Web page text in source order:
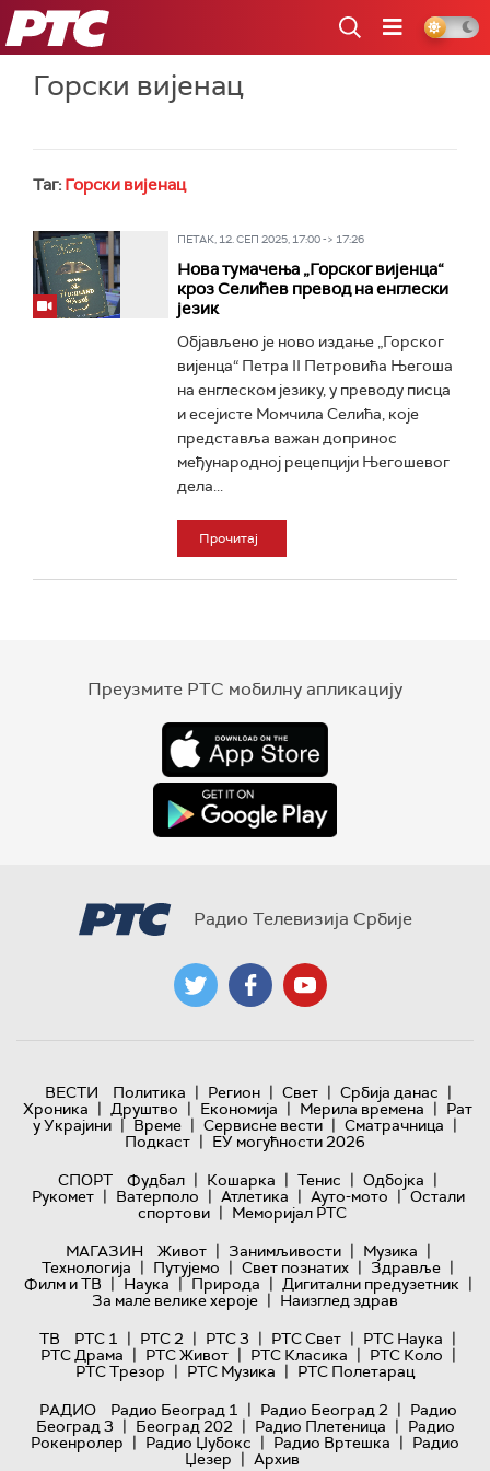
РТС
Горски вијенац
Таг: Горски вијенац
ПЕТАК, 12. СЕП 2025, 17:00 -> 17:26
Нова тумачења „Горског вијенца“
кроз Селићев превод на енглески
језик
Објављено је ново издање „Горског
вијенца“ Петра II Петровића Његоша
на енглеском језику, у преводу писца
и есејисте Момчила Селића, које
представља важан допринос
међународној рецепцији Његошевог
дела...
Прочитај
Преузмите РТС мобилну апликацију
Радио Телевизија Србије
ВЕСТИ Политика | Регион | Свет | Србија данас |
Хроника | Друштво | Економија | Мерила времена | Рат
у Украјини | Време | Сервисне вести | Сматрачница |
Подкаст | ЕУ могућности 2026
СПОРТ
Фудбал | Кошарка | Тенис | Одбојка |
Рукомет | Ватерполо | Атлетика | Ауто-мото | Остали
спортови | Меморијал РТС
МАГАЗИН
Живот | Занимљивости | Музика |
Технологијa | Путујемо | Свет познатих | Здравље |
Филм и ТВ | Наука | Природа | Дигитални предузетник |
За мале велике хероје | Наизглед здрав
ТВ
РТС 1 | РТС 2 | РТС 3 | РТС Свет | РТС Наука |
РТС Драма | РТС Живот | РТС Класика | РТС Коло |
РТС Трезор | РТС Музика | РТС Полетарац
РАДИО
Радио Београд 1 | Радио Београд 2 | Радио
Београд 3 | Београд 202 | Радио Плетеница | Радио
Рокенролер | Радио Џубокс | Радио Вртешка | Радио
Џезер | Архив